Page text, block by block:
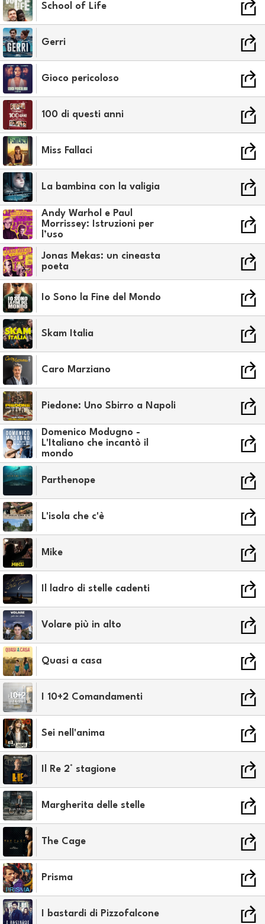
School of Life
Gerri
Gioco pericoloso
100 di questi anni
Miss Fallaci
La bambina con la valigia
Andy Warhol e Paul
Morrissey: Istruzioni per
l’uso
Jonas Mekas: un cineasta
poeta
Io Sono la Fine del Mondo
Skam Italia
Caro Marziano
Piedone: Uno Sbirro a Napoli
Domenico Modugno -
L'Italiano che incantò il
mondo
Parthenope
L'isola che c'è
Mike
Il ladro di stelle cadenti
Volare più in alto
Quasi a casa
I 10+2 Comandamenti
Sei nell'anima
Il Re 2° stagione
Margherita delle stelle
The Cage
Prisma
I bastardi di Pizzofalcone